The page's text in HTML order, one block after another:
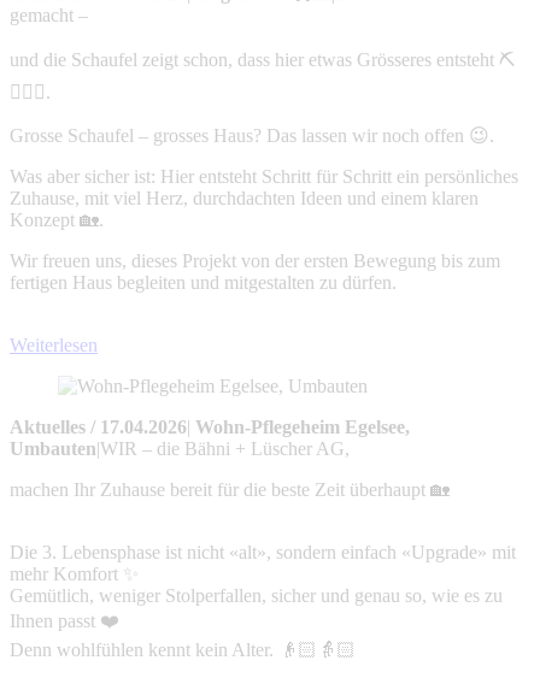
gemacht –
und die Schaufel zeigt schon, dass hier etwas Grösseres entsteht ⛏️
👷🏻‍♀️.
Grosse Schaufel – grosses Haus? Das lassen wir noch offen 😉.
Was aber sicher ist: Hier entsteht Schritt für Schritt ein persönliches
Zuhause, mit viel Herz, durchdachten Ideen und einem klaren
Konzept 🏡.
Wir freuen uns, dieses Projekt von der ersten Bewegung bis zum
fertigen Haus begleiten und mitgestalten zu dürfen.
Weiterlesen
Aktuelles / 17.04.2026| Wohn-Pflegeheim Egelsee,
Umbauten|WIR – die Bähni + Lüscher AG,
machen Ihr Zuhause bereit für die beste Zeit überhaupt 🏡
Die 3. Lebensphase ist nicht «alt», sondern einfach «Upgrade» mit
mehr Komfort ✨
Gemütlich, weniger Stolperfallen, sicher und genau so, wie es zu
Ihnen passt ❤️
Denn wohlfühlen kennt kein Alter. 👴🏻👵🏻